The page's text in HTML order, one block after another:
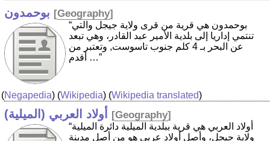
بوحمدون [Geography]
“بوحمدون هي قرية من قرى ولاية جيجل والتي
تنتمي إداريا إلى بلدية الأمير عبد القادر، وهي تبعد
عن البحر بـ 4 كلم جنوب تاسوست, وتعتبر من
أقدم …”
(Negapedia) (Wikipedia) (Wikipedia translated)
أولاد العربي (الميلية) [Geography]
“أولاد العربي هي قرية ببلدية الميلية دائرة الميلية
ولاية جيجل، وأصل أولاد عربي هو من أصل مدينة